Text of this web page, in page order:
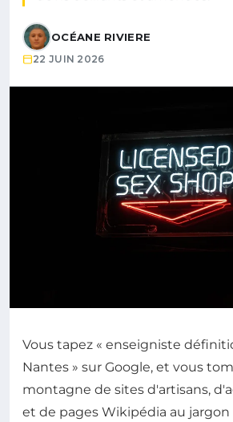
OCÉANE RIVIERE
22 JUIN 2026
Vous tapez « enseigniste
Nantes » sur Google, et vous
montagne de sites d'artisans,
et de pages Wikipédia au